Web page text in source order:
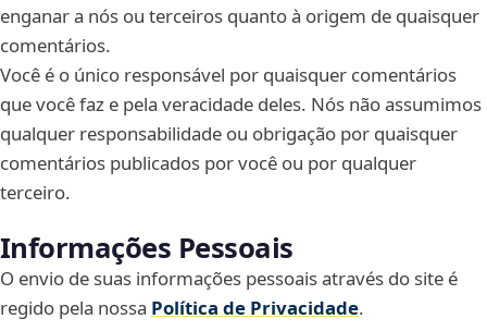
enganar a nós ou terceiros quanto à origem de quaisquer
comentários.
Você é o único responsável por quaisquer comentários
que você faz e pela veracidade deles. Nós não assumimos
qualquer responsabilidade ou obrigação por quaisquer
comentários publicados por você ou por qualquer
terceiro.
Informações Pessoais
O envio de suas informações pessoais através do site é
regido pela nossa Política de Privacidade.